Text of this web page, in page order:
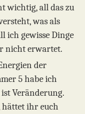
wichtig, all das zu
was als
ich gewisse Dinge
nicht erwartet.
der
5 habe ich
Veränderung.
hättet ihr euch